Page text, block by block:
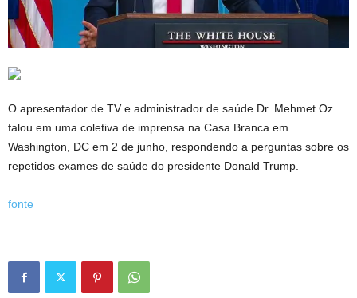
O apresentador de TV e administrador de saúde Dr. Mehmet Oz
falou em uma coletiva de imprensa na Casa Branca em
Washington, DC em 2 de junho, respondendo a perguntas sobre os
repetidos exames de saúde do presidente Donald Trump.
fonte